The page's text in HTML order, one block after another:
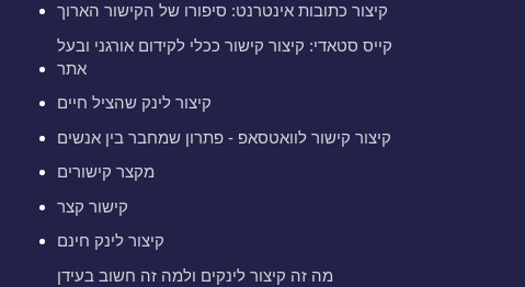
קיצור כתובות אינטרנט: סיפורו של הקישור הארוך
קייס סטאדי: קיצור קישור ככלי לקידום אורגני ובעל
אתר
קיצור לינק שהציל חיים
קיצור קישור לוואטסאפ - פתרון שמחבר בין אנשים
מקצר קישורים
קישור קצר
קיצור לינק חינם
מה זה קיצור לינקים ולמה זה חשוב בעידן